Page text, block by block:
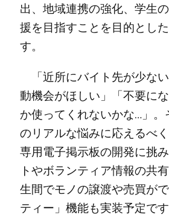
出、地域連携の強化、学生
援を目指すことを目的とし
す。
「近所にバイト先が少な
動機会がほしい」「不要に
か使ってくれないかな…」。
のリアルな悩みに応えるべ
専用電子掲示板の開発に挑
トやボランティア情報の共
生間でモノの譲渡や売買が
ティー」機能も実装予定です